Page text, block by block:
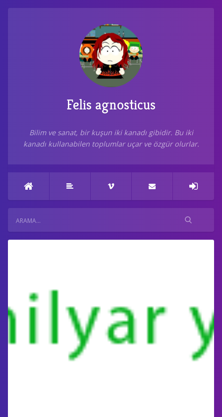
Felis agnosticus
Bilim ve sanat, bir kuşun iki kanadı gibidir. Bu iki
kanadı kullanabilen toplumlar uçar ve özgür olurlar.